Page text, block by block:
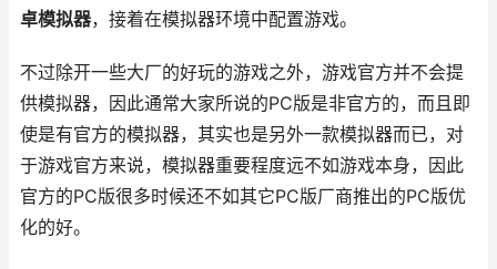
卓模拟器，接着在模拟器环境中配置游戏。
不过除开一些大厂的好玩的游戏之外，游戏官方并不会提
供模拟器，因此通常大家所说的PC版是非官方的，而且即
使是有官方的模拟器，其实也是另外一款模拟器而已，对
于游戏官方来说，模拟器重要程度远不如游戏本身，因此
官方的PC版很多时候还不如其它PC版厂商推出的PC版优
化的好。